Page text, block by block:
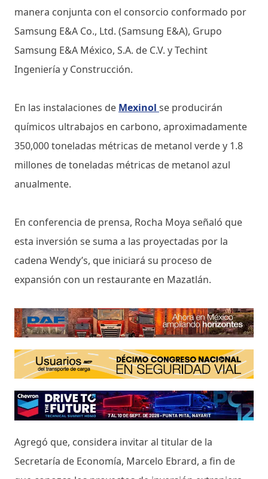
manera conjunta con el consorcio conformado por
Samsung E&A Co., Ltd. (Samsung E&A), Grupo
Samsung E&A México, S.A. de C.V. y Techint
Ingeniería y Construcción.
En las instalaciones de Mexinol se producirán
químicos ultrabajos en carbono, aproximadamente
350,000 toneladas métricas de metanol verde y 1.8
millones de toneladas métricas de metanol azul
anualmente.
En conferencia de prensa, Rocha Moya señaló que
esta inversión se suma a las proyectadas por la
cadena Wendy’s, que iniciará su proceso de
expansión con un restaurante en Mazatlán.
Agregó que, considera invitar al titular de la
Secretaría de Economía, Marcelo Ebrard, a fin de